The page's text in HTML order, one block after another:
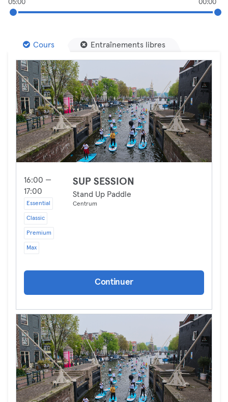
05:00 00:00
Cours Entraînements libres
16:00 —
17:00
Essential
Classic
Premium
Max
SUP SESSION
Stand Up Paddle
Centrum
Continuer